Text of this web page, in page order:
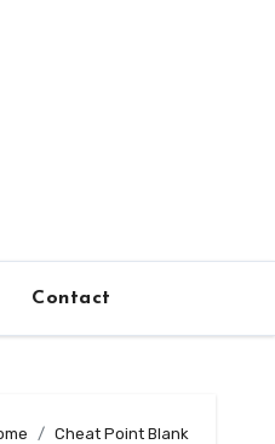
Contact
Cheat Point Blank